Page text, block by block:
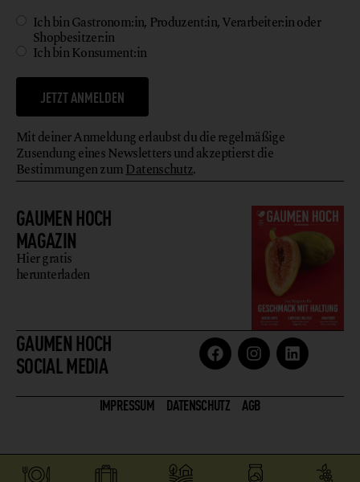
GAUMEN HOCH
MAGAZIN
Hier gratis
herunterladen
GAUMEN HOCH
SOCIAL MEDIA
Ich bin Gastronom:in, Produzent:in, Verarbeiter:in oder
Shopbesitzer:in
Ich bin Konsument:in
JETZT ANMELDEN
Mit deiner Anmeldung erlaubst du die regelmäßige
Zusendung eines Newsletters und akzeptierst die
Bestimmungen zumDatenschutz.
IMPRESSUM DATENSCHUTZ AGB